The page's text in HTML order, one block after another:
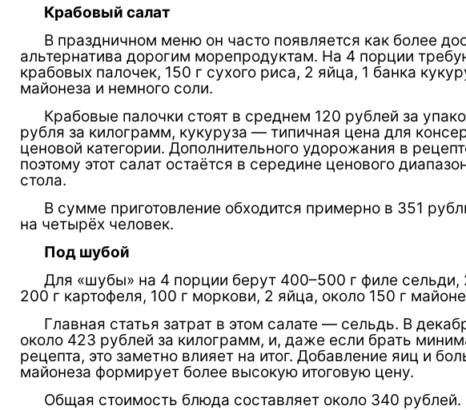
Крабовый салат
В праздничном меню он часто появляется как более
альтернатива дорогим морепродуктам. На 4 порции
крабовых палочек, 150 г сухого риса, 2 яйца, 1 банка
майонеза и немного соли.
Крабовые палочки стоят в среднем 120 рублей за
рубля за килограмм, кукуруза — типичная цена для
ценовой категории. Дополнительного удорожания в
поэтому этот салат остаётся в середине ценового
стола.
В сумме приготовление обходится примерно в 351
на четырёх человек.
Под шубой
Для «шубы» на 4 порции берут 400–500 г филе сельди,
200 г картофеля, 100 г моркови, 2 яйца, около 150 г
Главная статья затрат в этом салате — сельдь. В
около 423 рублей за килограмм, и, даже если брать
рецепта, это заметно влияет на итог. Добавление яиц и
майонеза формирует более высокую итоговую цену.
Общая стоимость блюда составляет около 340 рублей.